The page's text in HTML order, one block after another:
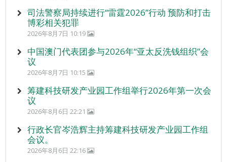
司法警察局持续进行“雷霆2026”行动 预防和打击
博彩相关犯罪
2026年8月7日 10:19
中国澳门代表团参与2026年“亚太反洗钱组织”会
议
2026年8月7日 10:15
筹建科技研发产业园工作组举行2026年第一次会
议
2026年8月6日 22:21
行政长官岑浩辉主持筹建科技研发产业园工作组
会议。
2026年8月6日 22:16